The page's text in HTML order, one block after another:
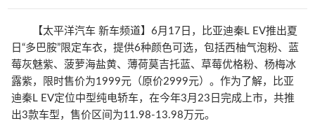
【太平洋汽车 新车频道】6月17日，比亚迪秦L EV推出夏
日“多巴胺”限定车衣，提供6种颜色可选，包括西柚气泡粉、蓝
莓灰魅紫、菠萝海盐黄、薄荷莫吉托蓝、草莓优格粉、杨梅冰
露紫，限时售价为1999元（原价2999元）。作为了解，比亚
迪秦L EV定位中型纯电轿车，在今年3月23日完成上市，共推
出3款车型，售价区间为11.98-13.98万元。